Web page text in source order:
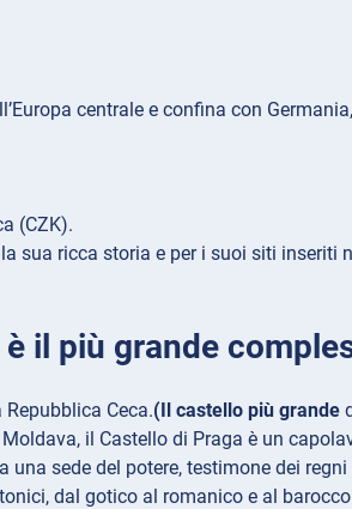
centrale e confina con
(CZK).
sua ricca storia e per i suoi siti inseriti
il più grande
Ceca.(Il castello più grande
il Castello di Praga è un
sede del potere, testimone dei
dal gotico al romanico e al